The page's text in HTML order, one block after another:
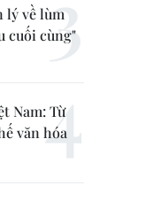
lý về lùm
cuối cùng"
Nam: Từ
văn hóa